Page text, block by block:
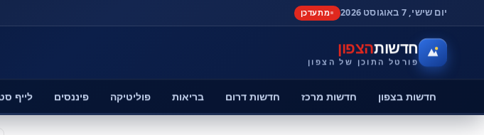
יום שישי, 7 באוגוסט 2026 מתעדכן
חדשותהצפון
פורטל התוכן של הצפון
חדשות בצפון חדשות מרכז חדשות דרום בריאות פוליטיקה פיננסים לייף